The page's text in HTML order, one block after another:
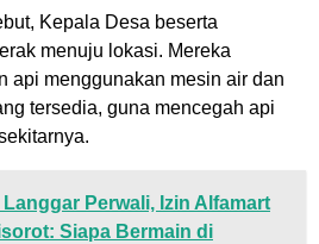
Kepala Desa beserta
menuju lokasi. Mereka
api menggunakan mesin air dan
tersedia, guna mencegah api
Langgar Perwali, Izin Alfamart
Siapa Bermain di